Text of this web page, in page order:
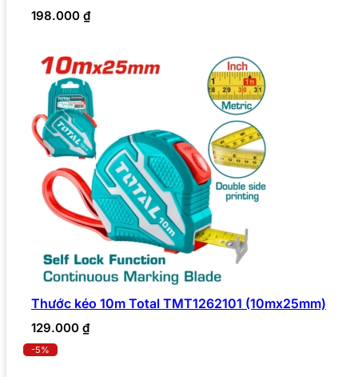
198.000 ₫
Thước kéo 10m Total TMT1262101 (10mx25mm)
129.000 ₫
-5%